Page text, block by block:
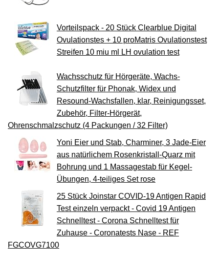
Vorteilspack - 20 Stück Clearblue Digital
Ovulationstes + 10 proMatris Ovulationstest
Streifen 10 miu ml LH ovulation test
Wachsschutz für Hörgeräte, Wachs-
Schutzfilter für Phonak, Widex und
Resound-Wachsfallen, klar, Reinigungsset,
Zubehör, Filter-Hörgerät,
Ohrenschmalzschutz (4 Packungen / 32 Filter)
Yoni Eier und Stab, Charminer, 3 Jade-Eier
aus natürlichem Rosenkristall-Quarz mit
Bohrung und 1 Massagestab für Kegel-
Übungen, 4-teiliges Set rose
25 Stück Joinstar COVID-19 Antigen Rapid
Test einzeln verpackt - Covid 19 Antigen
Schnelltest - Corona Schnelltest für
Zuhause - Coronatests Nase - REF
FGCOVG7100